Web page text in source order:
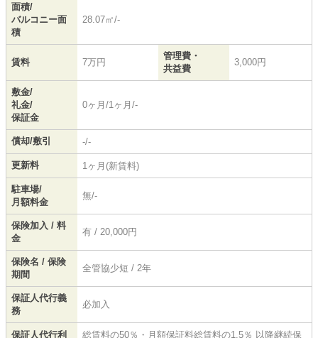
面積/
バルコニー面
積
28.07㎡/-
賃料 7万円
管理費・
共益費
3,000円
敷金/
礼金/
保証金
0ヶ月/1ヶ月/-
償却/敷引 -/-
更新料 1ヶ月(新賃料)
駐車場/
月額料金
無/-
保険加入 / 料
金
有 / 20,000円
保険名 / 保険
期間
全管協少短 / 2年
保証人代行義
務
必加入
保証人代行利
総賃料の50％・月額保証料総賃料の1.5％ 以降継続保